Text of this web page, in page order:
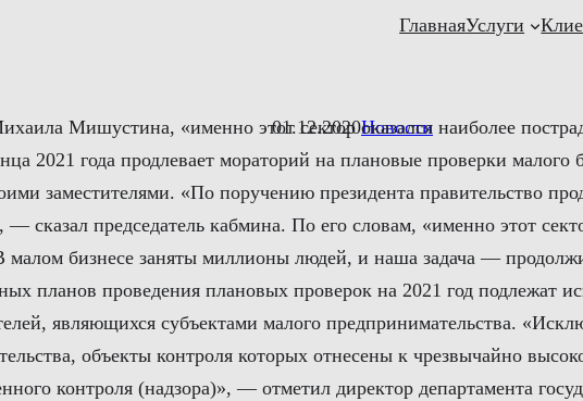
ГлавнаяУслуги
01.12.2020Новости
Мишустина, «именно этот сектор оказался наиболее
2021 года продлевает мораторий на плановые проверки
заместителями. «По поручению президента правительство
сказал председатель кабмина. По его словам, «именно этот
малом бизнесе заняты миллионы людей, и наша задача —
планов проведения плановых проверок на 2021 год
являющихся субъектами малого предпринимательства.
объекты контроля которых отнесены к чрезвычайно
контроля (надзора)», — отметил директор департамента